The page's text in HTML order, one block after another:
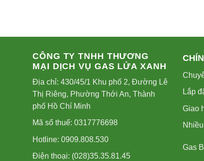
CÔNG TY TNHH THƯƠNG
MẠI DỊCH VỤ GAS LỬA XANH
Địa chỉ: 430/45/1 Khu phố 2, Đường Lê
Thị Riêng, Phường Thới An, Thành
phố Hồ Chí Minh
Mã số thuế: 0317776698
Hotline: 0909.808.530
Điện thoại: (028)35.35.81.45
Lắp
Giao
Gas